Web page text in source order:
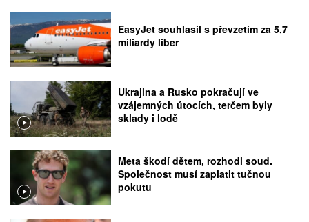
EasyJet souhlasil s převzetím za 5,7
miliardy liber
Ukrajina a Rusko pokračují ve
vzájemných útocích, terčem byly
sklady i lodě
Meta škodí dětem, rozhodl soud.
Společnost musí zaplatit tučnou
pokutu